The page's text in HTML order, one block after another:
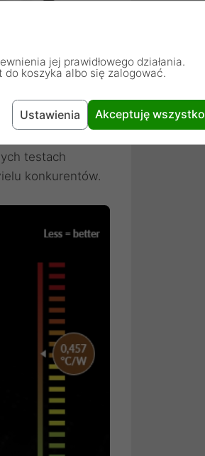
konstrukcja
testach
konkurentów.
jej prawidłowego działania.
do koszyka albo się zalogować.
Ustawienia Akceptuję wszystko